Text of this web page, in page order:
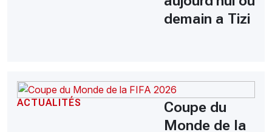
demain a Tizi
ACTUALITÉS
Coupe du
Monde de la